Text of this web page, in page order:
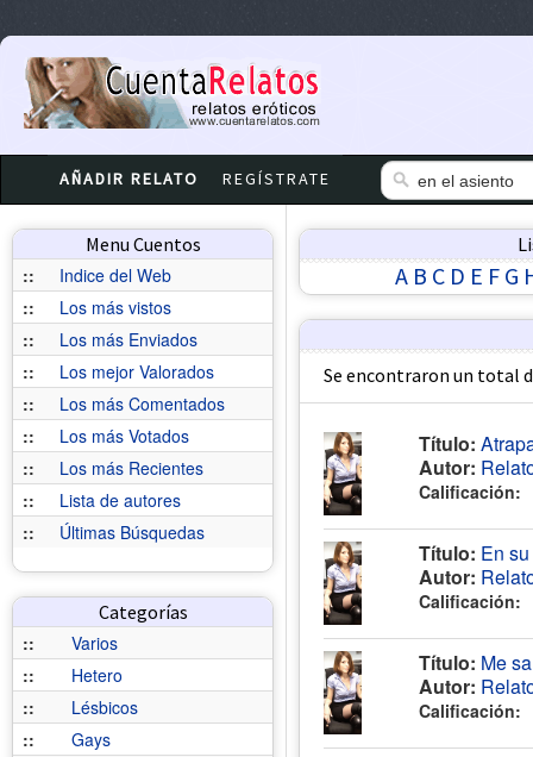
AÑADIR RELATO REGÍSTRATE
Menu Cuentos
::
Indice del Web
::
Los más vistos
::
Los más Enviados
::
Los mejor Valorados
::
Los más Comentados
::
Los más Votados
::
Los más Recientes
::
Lista de autores
::
Últimas Búsquedas
Categorías
::
Varios
::
Hetero
::
Lésbicos
::
Gays
A B C D E F G
Se encontraron un total
Título:
Autor:
Calificación:
Título: En
Autor:
Calificación:
Título: Me
Autor:
Calificación: